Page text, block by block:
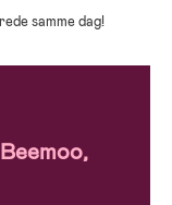
samme dag!